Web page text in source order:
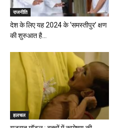
राजनीति
देश के लिए यह 2024 के ‘समस्तीपुर’ क्षण
की शुरुआत है...
हलचल